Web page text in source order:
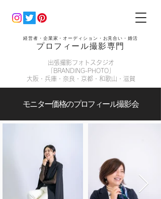
経営者・企業家・オーディション・お見合い・婚活
プロフィール撮影専門
出張撮影フォトスタジオ
「BRANDING-PHOTO」
大阪・兵庫・奈良・京都・和歌山・滋賀
モニター価格のプロフィール撮影会